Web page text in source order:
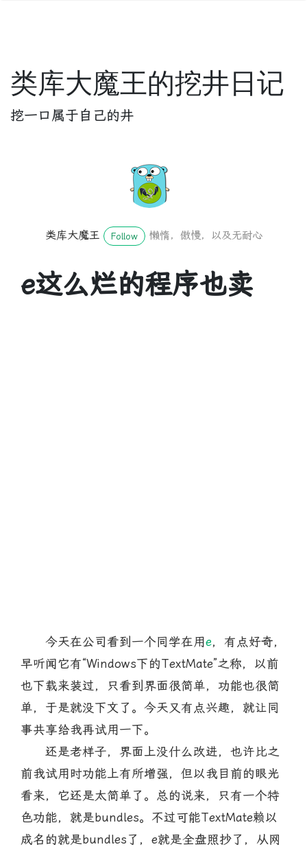
类库大魔王的挖井日记
挖一口属于自己的井
类库大魔王 Follow 懒惰，傲慢，以及无耐心
e这么烂的程序也卖
今天在公司看到一个同学在用 e，有点好奇，
早听闻它有“Windows下的TextMate”之称，以前
也下载来装过，只看到界面很简单，功能也很简
单，于是就没下文了。今天又有点兴趣，就让同
事共享给我再试用一下。
还是老样子，界面上没什么改进，也许比之
前我试用时功能上有所增强，但以我目前的眼光
看来，它还是太简单了。总的说来，只有一个特
色功能，就是bundles。不过可能TextMate赖以
成名的就是bundles了，e就是全盘照抄了，从网